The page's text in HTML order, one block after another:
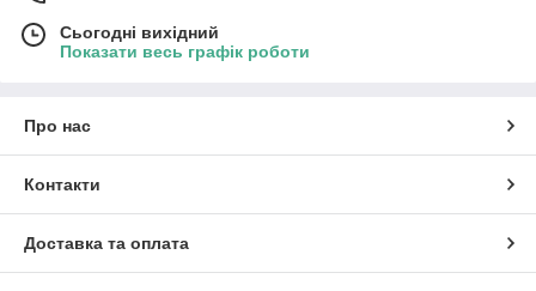
Сьогодні вихідний
Показати весь графік роботи
Про нас
Контакти
Доставка та оплата